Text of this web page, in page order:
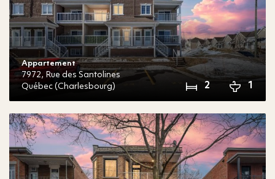
Appartement
7972, Rue des Santolines
Québec (Charlesbourg)
2 1